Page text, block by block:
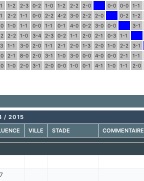
1-2 2-3 0-2 1-0 1-2 2-2 2-0 0-0 0-0 1-1
2-2 1-1 0-0 2-2 4-2 3-0 2-2 2-0 0-2 1-2
1-0 1-1 0-0 1-1 0-1 4-0 0-2 3-0 0-0 3-1
2-2 1-0 3-4 2-3 0-2 1-1 2-0 2-1 0-3 1-1
1-1 3-0 2-0 1-1 2-1 2-0 1-3 2-0 1-0 2-2 3-1
2-1 8-0 2-0 3-1 1-0 3-0 0-0 4-0 0-0 2-1 1-1
1-0 2-0 3-1 2-0 0-0 1-0 0-1 4-1 1-0 1-1 2-0
/ 2015
VILLE STADE COMMENTAIRE